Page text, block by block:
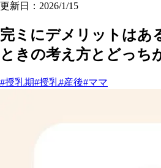
更新日：2026/1/15
完ミにデメリットはあ
ときの考え方とどっち
#授乳期#授乳#産後#ママ